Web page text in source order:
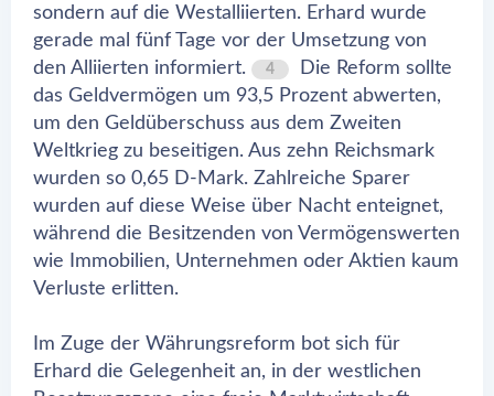
sondern auf die Westalliierten. Erhard wurde
gerade mal fünf Tage vor der Umsetzung von
den Alliierten informiert.
4
Die Reform sollte
das Geldvermögen um 93,5 Prozent abwerten,
um den Geldüberschuss aus dem Zweiten
Weltkrieg zu beseitigen. Aus zehn Reichsmark
wurden so 0,65 D-Mark. Zahlreiche Sparer
wurden auf diese Weise über Nacht enteignet,
während die Besitzenden von Vermögenswerten
wie Immobilien, Unternehmen oder Aktien kaum
Verluste erlitten.
Im Zuge der Währungsreform bot sich für
Erhard die Gelegenheit an, in der westlichen